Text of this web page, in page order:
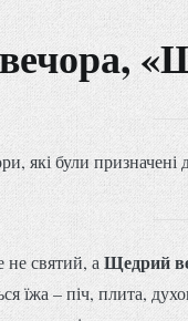
які були
святий, а Щедрий
їжа – піч, плита,